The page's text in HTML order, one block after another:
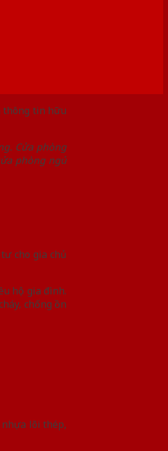
thông tin hữu
Cửa phòng
phòng ngủ
cho gia chủ
hộ gia đình.
chống ồn
nhựa lõi thép,